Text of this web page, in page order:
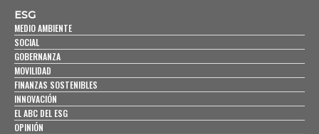
ESG
MEDIO AMBIENTE
SOCIAL
GOBERNANZA
MOVILIDAD
FINANZAS SOSTENIBLES
INNOVACIÓN
EL ABC DEL ESG
OPINIÓN